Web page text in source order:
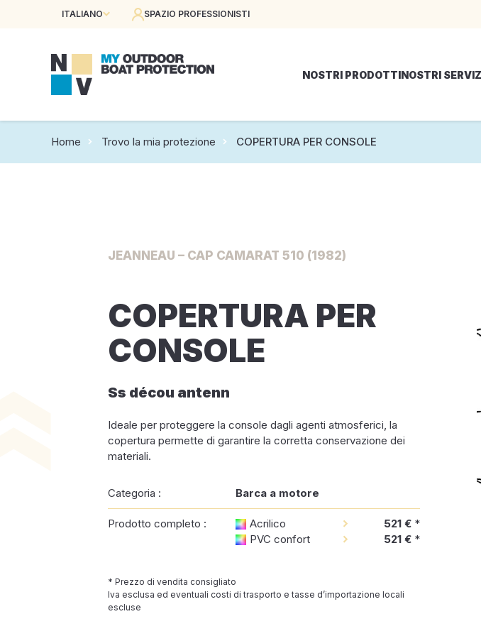
ITALIANO SPAZIO PROFESSIONISTI
NOSTRI PRODOTTINOSTRI
Home Trovo la mia protezione COPERTURA PER CONSOLE
JEANNEAU – CAP CAMARAT 510 (1982)
COPERTURA PER
CONSOLE
Ss décou antenn
Ideale per proteggere la console dagli agenti atmosferici, la
copertura permette di garantire la corretta conservazione dei
materiali.
Categoria : Barca a motore
Prodotto completo : Acrilico 521 € *
PVC confort
521 € *
* Prezzo di vendita consigliato
Iva esclusa ed eventuali costi di trasporto e tasse d’importazione locali
escluse